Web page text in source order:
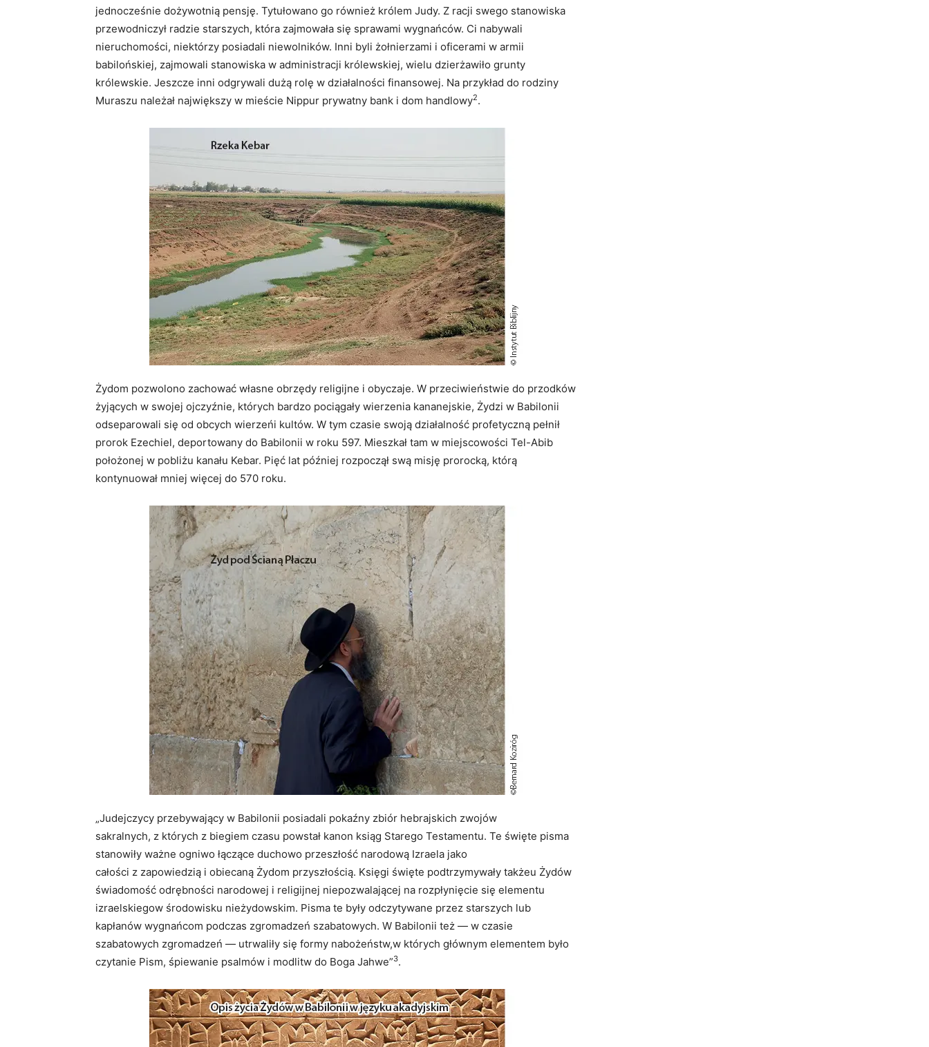
jednocześnie dożywotnią pensję. Tytułowano go również królem Judy. Z racji swego stanowiska
przewodniczył radzie starszych, która zajmowała się sprawami wygnańców. Ci nabywali
nieruchomości, niektórzy posiadali niewolników. Inni byli żołnierzami i oficerami w armii
babilońskiej, zajmowali stanowiska w administracji królewskiej, wielu dzierżawiło grunty
królewskie. Jeszcze inni odgrywali dużą rolę w działalności finansowej. Na przykład do rodziny
Muraszu należał największy w mieście Nippur prywatny bank i dom handlowy2.
Żydom pozwolono zachować własne obrzędy religijne i obyczaje. W przeciwieństwie do przodków
żyjących w swojej ojczyźnie, których bardzo pociągały wierzenia kananejskie, Żydzi w Babilonii
odseparowali się od obcych wierzeńi kultów. W tym czasie swoją działalność profetyczną pełnił
prorok Ezechiel, deportowany do Babilonii w roku 597. Mieszkał tam w miejscowości Tel-Abib
położonej w pobliżu kanału Kebar. Pięć lat później rozpoczął swą misję prorocką, którą
kontynuował mniej więcej do 570 roku.
„Judejczycy przebywający w Babilonii posiadali pokaźny zbiór hebrajskich zwojów
sakralnych, z których z biegiem czasu powstał kanon ksiąg Starego Testamentu. Te święte pisma
stanowiły ważne ogniwo łączące duchowo przeszłość narodową Izraela jako
całości z zapowiedzią i obiecaną Żydom przyszłością. Księgi święte podtrzymywały takżeu Żydów
świadomość odrębności narodowej i religijnej niepozwalającej na rozpłynięcie się elementu
izraelskiegow środowisku nieżydowskim. Pisma te były odczytywane przez starszych lub
kapłanów wygnańcom podczas zgromadzeń szabatowych. W Babilonii też — w czasie
szabatowych zgromadzeń — utrwaliły się formy nabożeństw,w których głównym elementem było
czytanie Pism, śpiewanie psalmów i modlitw do Boga Jahwe”3.